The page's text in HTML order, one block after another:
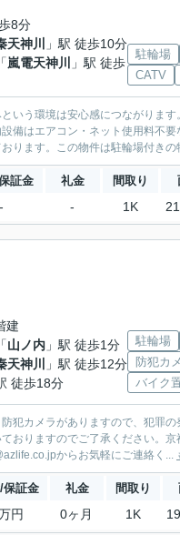
8分
天神川
」駅 徒歩10分
「嵐電天神川
」駅 徒歩
駐輪場
CATV
いう環境は安心感につながりま
備はエアコン・ネット使用料不
ります。この物件は駐輪場付き
証金 礼金 間取り
- - 1K
建
「山ノ内 」駅 徒歩1分
天神川
」駅 徒歩12分
徒歩18分
駐輪場
防犯カ
バイク
犯カメラがありますので、犯罪
おりますのでご了承ください。
からお気軽にご連絡く...
保証金 礼金 間取り
円 0ヶ月 1K